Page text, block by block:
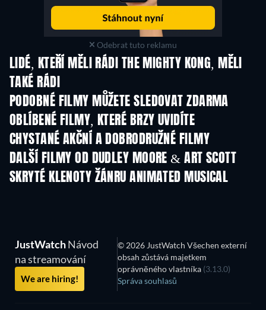
Odebrat tuto reklamu
LIDÉ, KTEŘÍ MĚLI RÁDI THE MIGHTY KONG, MĚLI
TAKÉ RÁDI
PODOBNÉ FILMY MŮŽETE SLEDOVAT ZDARMA
OBLÍBENÉ FILMY, KTERÉ BRZY UVIDÍTE
CHYSTANÉ AKČNÍ A DOBRODRUŽNÉ FILMY
DALŠÍ FILMY OD DUDLEY MOORE & ART SCOTT
SKRYTÉ KLENOTY ŽÁNRU ANIMATED MUSICAL
JustWatchNávod
na streamování
We are hiring!
© 2026 JustWatch Všechen externí
obsah zůstává majetkem
oprávněného vlastníka (3.13.0)
Správa souhlasů